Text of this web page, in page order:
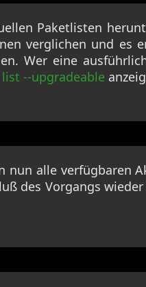
Paketlisten
verglichen und es
Wer eine
--upgradeable
nun alle verfügbaren
des Vorgangs